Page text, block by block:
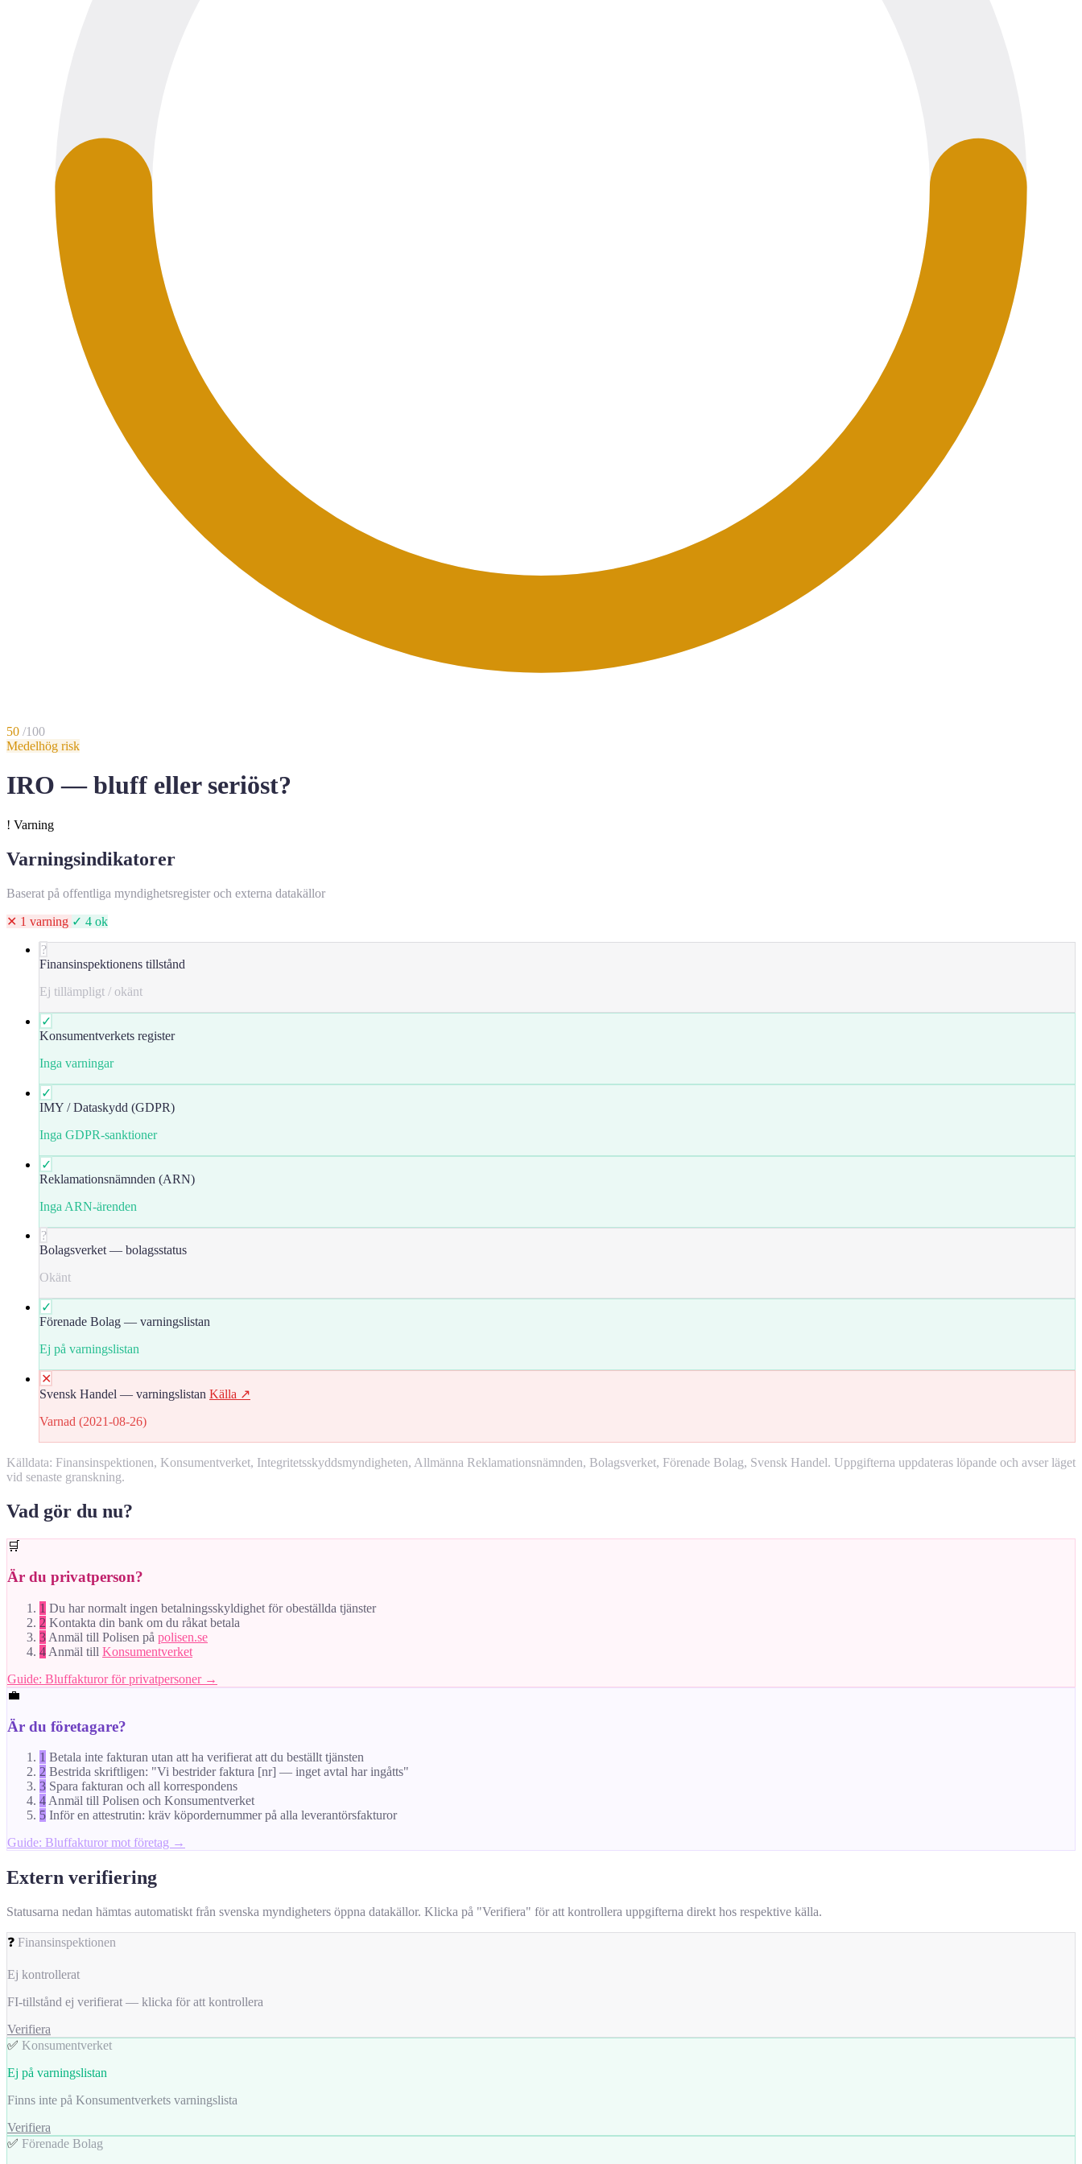
50 /100
Medelhög risk
IRO — bluff eller seriöst?
! Varning
Varningsindikatorer
Baserat på offentliga myndighetsregister och externa datakällor
✕ 1 varning ✓ 4 ok
?
Finansinspektionens tillstånd
Ej tillämpligt / okänt
✓
Konsumentverkets register
Inga varningar
✓
IMY / Dataskydd (GDPR)
Inga GDPR-sanktioner
✓
Reklamationsnämnden (ARN)
Inga ARN-ärenden
?
Bolagsverket — bolagsstatus
Okänt
✓
Förenade Bolag — varningslistan
Ej på varningslistan
✕
Svensk Handel — varningslistan Källa ↗
Varnad (2021-08-26)
Källdata: Finansinspektionen, Konsumentverket, Integritetsskyddsmyndigheten, Allmänna Reklamationsnämnden, Bolagsverket, Förenade Bolag, Svensk Handel. Uppgifterna uppdateras löpande och avser läget
vid senaste granskning.
Vad gör du nu?
🛒
Är du privatperson?
1 Du har normalt ingen betalningsskyldighet för obeställda tjänster
2 Kontakta din bank om du råkat betala
3 Anmäl till Polisen på polisen.se
4 Anmäl till Konsumentverket
Guide: Bluffakturor för privatpersoner →
💼
Är du företagare?
1 Betala inte fakturan utan att ha verifierat att du beställt tjänsten
2 Bestrida skriftligen: "Vi bestrider faktura [nr] — inget avtal har ingåtts"
3 Spara fakturan och all korrespondens
4 Anmäl till Polisen och Konsumentverket
5 Inför en attestrutin: kräv köpordernummer på alla leverantörsfakturor
Guide: Bluffakturor mot företag →
Extern verifiering
Statusarna nedan hämtas automatiskt från svenska myndigheters öppna datakällor. Klicka på "Verifiera" för att kontrollera uppgifterna direkt hos respektive källa.
❓ Finansinspektionen
Ej kontrollerat
FI-tillstånd ej verifierat — klicka för att kontrollera
Verifiera
✅ Konsumentverket
Ej på varningslistan
Finns inte på Konsumentverkets varningslista
Verifiera
✅ Förenade Bolag